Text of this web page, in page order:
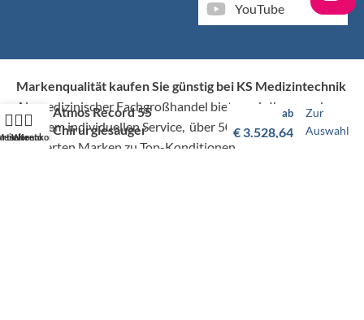
YouTube
Markenqualität kaufen Sie günstig bei KS Medizintechnik
Als medizinischer Fachgroßhandel bieten wir Ihnen, neben
unserem individuellen Service, über 50.000 Artikel von
hunderten Marken zu Top-Konditionen.
Konto
Warenkorb
Atmos Record 55
Chirurgiesauger
ab
€3.528,64
Zur
Auswahl